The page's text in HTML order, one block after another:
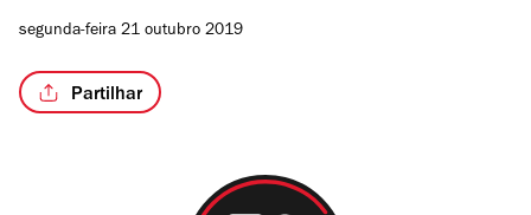
segunda-feira 21 outubro 2019
Partilhar